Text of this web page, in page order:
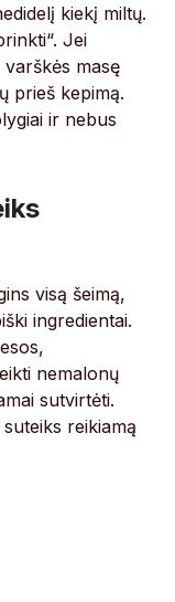
kiekį miltų.
Jei
masę
prieš kepimą.
ir nebus
visą šeimą,
ingredientai.
nemalonų
sutvirtėti.
reikiamą